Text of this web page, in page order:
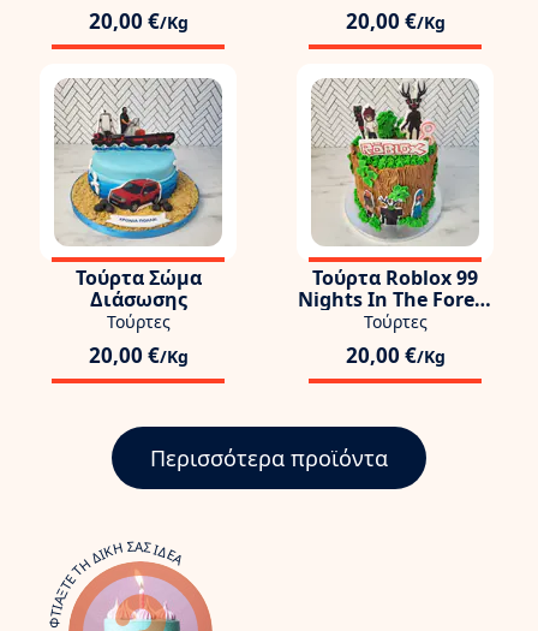
20,00 €/Kg 20,00 €/Kg
Τούρτα Σώμα
Διάσωσης
Τούρτες
20,00 €/Kg
Τούρτα Roblox 99
Nights In The Forest
The Deer
Τούρτες
20,00 €/Kg
Περισσότερα προϊόντα
ΦΤΙΑΞΤΕ ΤΗ ΔΙΚΗ ΣΑΣ ΙΔΕΑ